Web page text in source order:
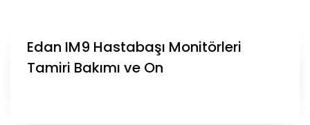
Edan IM9 Hastabaşı Monitörleri
Tamiri Bakımı ve On